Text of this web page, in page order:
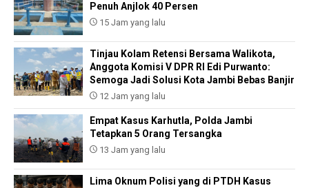
Penuh Anjlok 40 Persen
15 Jam yang lalu
Tinjau Kolam Retensi Bersama Walikota,
Anggota Komisi V DPR RI Edi Purwanto:
Semoga Jadi Solusi Kota Jambi Bebas Banjir
12 Jam yang lalu
Empat Kasus Karhutla, Polda Jambi
Tetapkan 5 Orang Tersangka
13 Jam yang lalu
Lima Oknum Polisi yang di PTDH Kasus